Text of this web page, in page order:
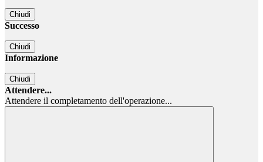
Chiudi
Successo
Chiudi
Informazione
Chiudi
Attendere...
Attendere il completamento dell'operazione...